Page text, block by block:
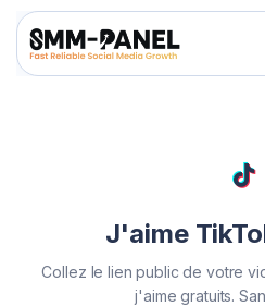
Conditions
Connexion
J'aime
Collez le lien public de votre
j'aime gratuits.